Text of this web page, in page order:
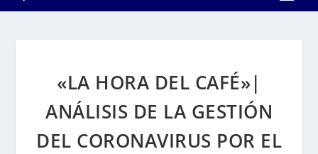
«LA HORA DEL CAFÉ»|
ANÁLISIS DE LA GESTIÓN
DEL CORONAVIRUS POR EL